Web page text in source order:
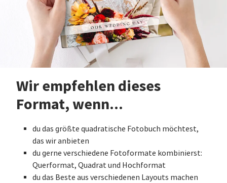
Wir empfehlen dieses
Format, wenn...
du das größte quadratische Fotobuch möchtest,
das wir anbieten
du gerne verschiedene Fotoformate kombinierst:
Querformat, Quadrat und Hochformat
du das Beste aus verschiedenen Layouts machen